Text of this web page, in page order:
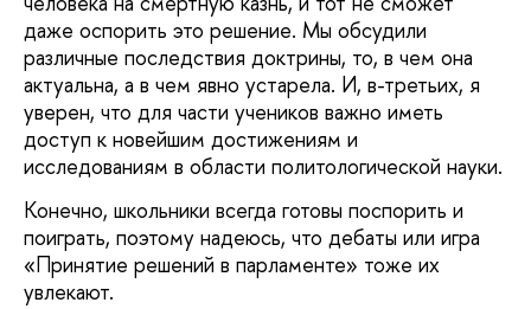
даже оспорить это решение. Мы обсудили
различные последствия доктрины, то, в чем она
актуальна, а в чем явно устарела. И, в-третьих, я
уверен, что для части учеников важно иметь
доступ к новейшим достижениям и
исследованиям в области политологической науки.
Конечно, школьники всегда готовы поспорить и
поиграть, поэтому надеюсь, что дебаты или игра
«Принятие решений в парламенте» тоже их
увлекают.